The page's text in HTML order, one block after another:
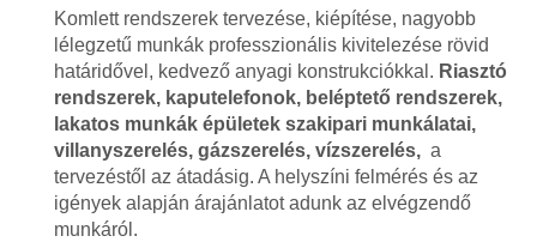
Komlett rendszerek tervezése, kiépítése, nagyobb
lélegzetű munkák professzionális kivitelezése rövid
határidővel, kedvező anyagi konstrukciókkal. Riasztó
rendszerek, kaputelefonok, beléptető rendszerek,
lakatos munkák épületek szakipari munkálatai,
villanyszerelés, gázszerelés, vízszerelés,a
tervezéstől az átadásig. A helyszíni felmérés és az
igények alapján árajánlatot adunk az elvégzendő
munkáról.